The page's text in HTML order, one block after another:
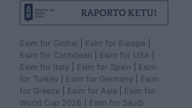
Esim for Global Esim for Europe
Esim for Caribbean
Esim for USA
Esim for Italy
Esim for Spain
Esim
for Turkey
Esim for Germany
Esim
for Greece
Esim for Asia
Esim for
World Cup 2026
Esim for Saudi